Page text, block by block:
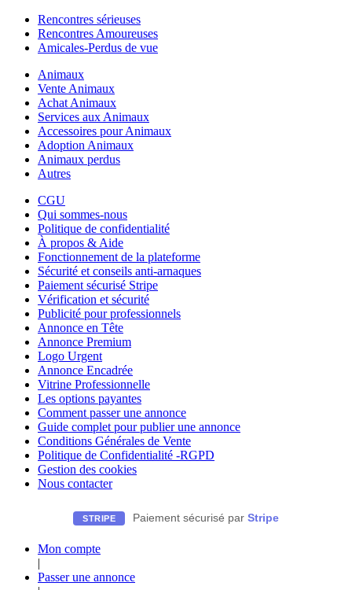
Rencontres sérieuses
Rencontres Amoureuses
Amicales-Perdus de vue
Animaux
Vente Animaux
Achat Animaux
Services aux Animaux
Accessoires pour Animaux
Adoption Animaux
Animaux perdus
Autres
CGU
Qui sommes-nous
Politique de confidentialité
À propos & Aide
Fonctionnement de la plateforme
Sécurité et conseils anti-arnaques
Paiement sécurisé Stripe
Vérification et sécurité
Publicité pour professionnels
Annonce en Tête
Annonce Premium
Logo Urgent
Annonce Encadrée
Vitrine Professionnelle
Les options payantes
Comment passer une annonce
Guide complet pour publier une annonce
Conditions Générales de Vente
Politique de Confidentialité -RGPD
Gestion des cookies
Nous contacter
STRIPE Paiement sécurisé par Stripe
Mon compte
|
Passer une annonce